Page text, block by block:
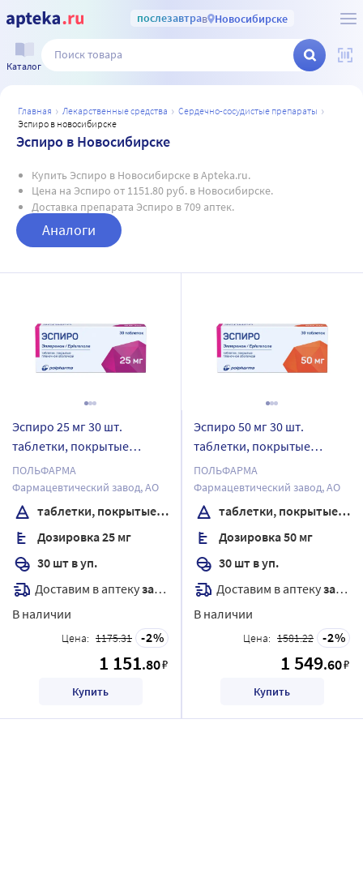
послезавтрав Новосибирске
Каталог
главная лекарственные средства
сердечно-сосудистые препараты
эспиро в новосибирске
Эспиро в Новосибирске
Купить Эспиро в Новосибирске в Apteka.ru.
Цена на Эспиро от 1151.80 руб. в Новосибирске.
Доставка препарата Эспиро в 709 аптек.
Аналоги
Эспиро 25 мг 30 шт.
таблетки, покрытые
пленочной оболочкой
ПОЛЬФАРМА
Фармацевтический завод, АО
таблетки, покрытые пленочной оболочкой
Дозировка 25 мг
30 шт в уп.
Доставим в аптекузавтра
В наличии
Цена: 1175.31 2
1 151.80₽
Купить
Эспиро 50 мг 30 шт.
таблетки, покрытые
пленочной оболочкой
ПОЛЬФАРМА
Фармацевтический завод, АО
таблетки, покрытые пленочной оболочкой
Дозировка 50 мг
30 шт в уп.
Доставим в аптекузавтра
В наличии
Цена: 1581.22 2
1 549.60₽
Купить